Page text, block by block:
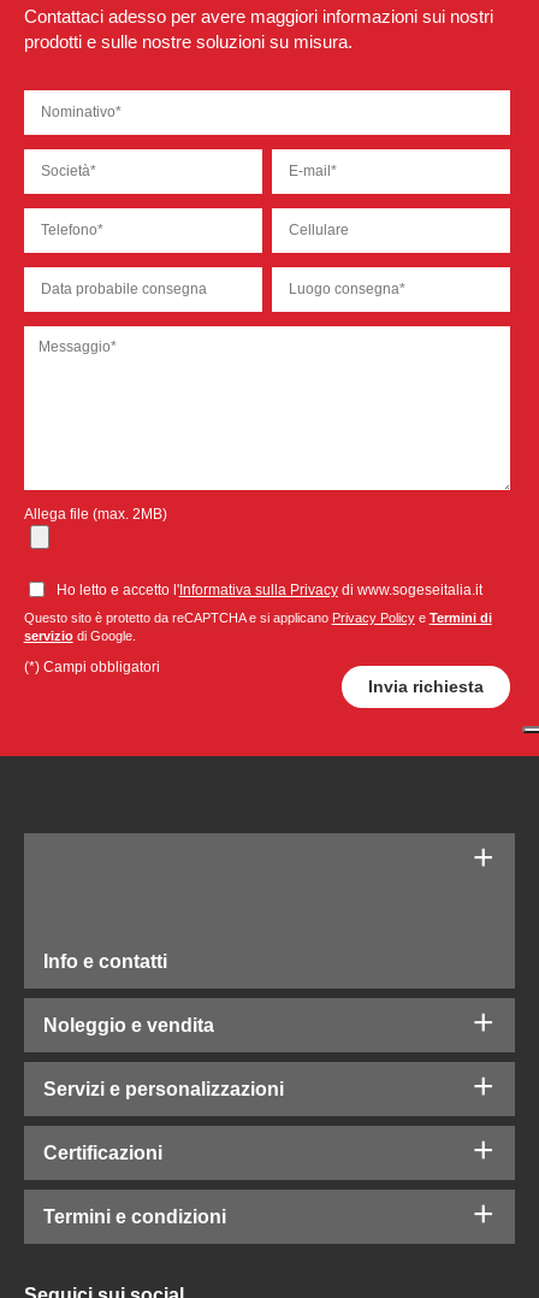
Contattaci adesso per avere maggiori informazioni sui nostri
prodotti e sulle nostre soluzioni su misura.
Allega file (max. 2MB)
Ho letto e accetto l'Informativa sulla Privacydi www.sogeseitalia.it
Questo sito è protetto da reCAPTCHA e si applicano Privacy Policye Termini di
serviziodi Google.
(*) Campi obbligatori
Info e contatti
Noleggio e vendita
Servizi e personalizzazioni
Certificazioni
Termini e condizioni